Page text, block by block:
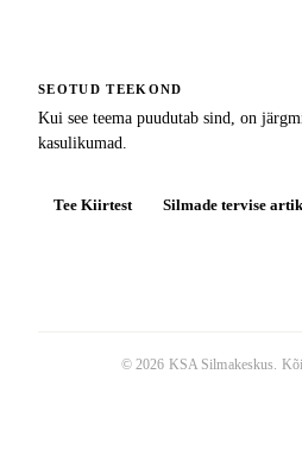
SEOTUD TEEKOND
Kui see teema puudutab sind, on
kasulikumad.
Tee Kiirtest Silmade tervise
© 2026 KSA Silmakeskus.